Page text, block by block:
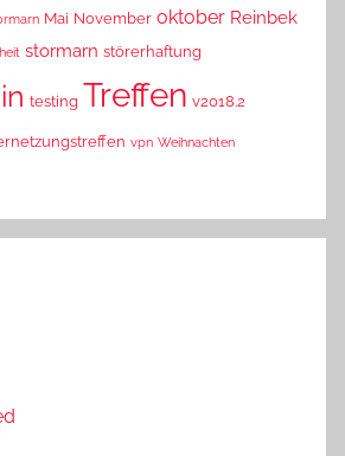
Mai November oktober Reinbek
stormarn störerhaftung
testing Treffen v2018.2
vpn Weihnachten